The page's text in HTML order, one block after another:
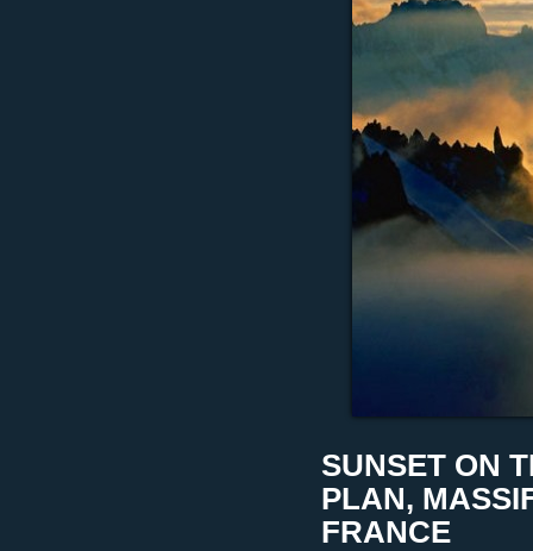
SUNSET ON
PLAN,
FRANCE